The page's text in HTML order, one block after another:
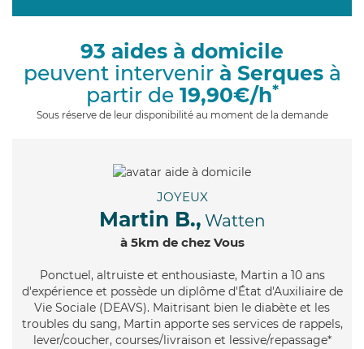
g
i
93 aides à domicile
peuvent intervenir à Serquesà
partir de 19,90€/h*
Sous réserve de leur disponibilité au moment de la demande
JOYEUX
Martin B., Watten
à 5km de chez Vous
Ponctuel , altruiste et enthousiaste, Martin a 10 ans
d'expérience et possède un diplôme d'État d'Auxiliaire de
Vie Sociale (DEAVS). Maitrisant bien le diabète et les
troubles du sang, Martin apporte ses services de rappels,
lever/coucher, courses/livraison et lessive/repassage*